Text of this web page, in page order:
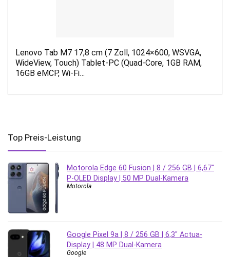
Lenovo Tab M7 17,8 cm (7 Zoll, 1024×600, WSVGA,
WideView, Touch) Tablet-PC (Quad-Core, 1GB RAM,
16GB eMCP, Wi-Fi…
Top Preis-Leistung
Motorola Edge 60 Fusion | 8 / 256 GB | 6,67″
P-OLED Display | 50 MP Dual-Kamera
Motorola
Google Pixel 9a | 8 / 256 GB | 6,3″ Actua-
Display | 48 MP Dual-Kamera
Google